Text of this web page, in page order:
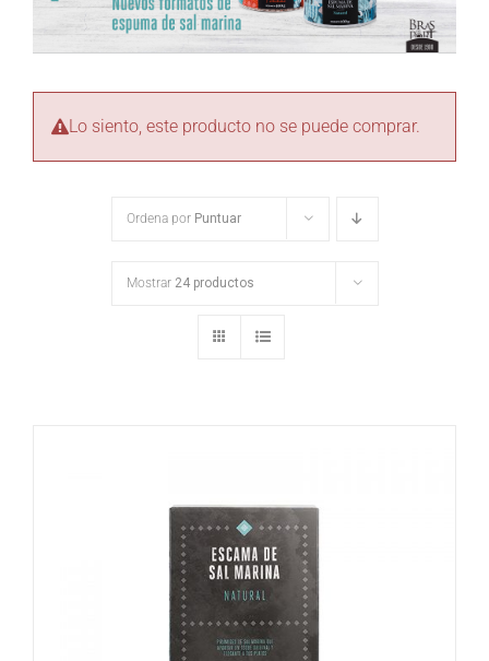
Lo siento, este producto no se puede comprar.
Ordena por Puntuar
Mostrar 24 productos